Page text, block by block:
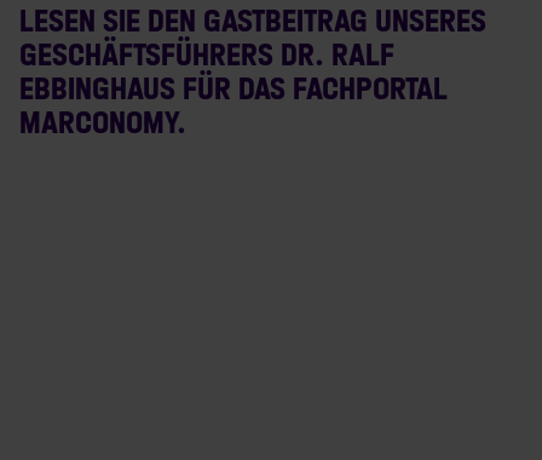
LESEN SIE DEN GASTBEITRAG UNSERES
GESCHÄFTSFÜHRERS DR. RALF
EBBINGHAUS FÜR DAS FACHPORTAL
MARCONOMY.